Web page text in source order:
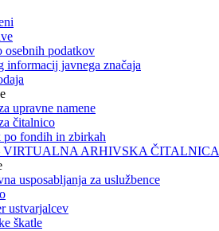
osebnih podatkov
informacij javnega značaja
upravne namene
čitalnico
po fondih in zbirkah
VIRTUALNA ARHIVSKA ČITALNICA
usposabljanja za uslužbence
ustvarjalcev
škatle